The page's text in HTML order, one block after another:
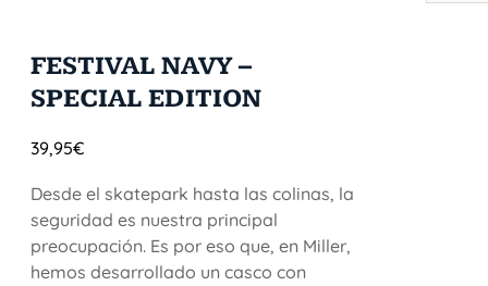
FESTIVAL NAVY –
SPECIAL EDITION
39,95€
Desde el skatepark hasta las colinas, la
seguridad es nuestra principal
preocupación. Es por eso que, en Miller,
hemos desarrollado un casco con